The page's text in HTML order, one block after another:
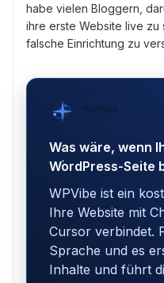
habe vielen Bloggern,
ihre erste Website live zu
falsche Einrichtung zu
WPVibe
Was wäre, wenn
WordPress-Seite
WPVibe ist ein
Ihre Website mit
Cursor verbindet.
Sprache und es
Inhalte und führt